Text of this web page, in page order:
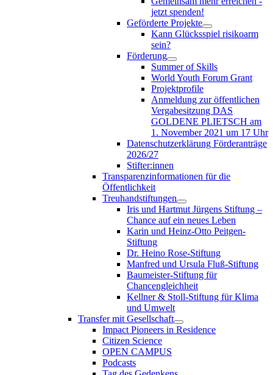
jetzt spenden!
Geförderte Projekte
Kann Glücksspiel risikoarm
sein?
Förderung
Summer of Skills
World Youth Forum Grant
Projektprofile
Anmeldung zur öffentlichen
Vergabesitzung DAS
GOLDENE PLIETSCH am
1. November 2021 um 17 Uhr
Datenschutzerklärung Förderanträge
2026/27
Stifter:innen
Transparenzinformationen für die
Öffentlichkeit
Treuhandstiftungen
Iris und Hartmut Jürgens Stiftung –
Chance auf ein neues Leben
Karin und Heinz-Otto Peitgen-
Stiftung
Dr. Heino Rose-Stiftung
Manfred und Ursula Fluß-Stiftung
Baumeister-Stiftung für
Chancengleichheit
Kellner & Stoll-Stiftung für Klima
und Umwelt
Transfer mit Gesellschaft
Impact Pioneers in Residence
Citizen Science
OPEN CAMPUS
Podcasts